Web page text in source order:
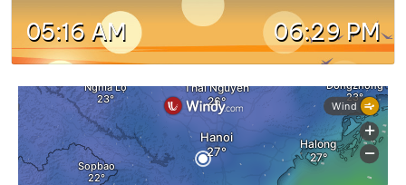
05:16 AM 06:29 PM